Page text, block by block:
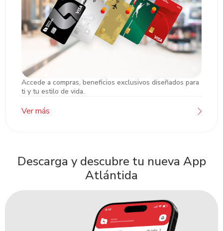
Tarjetas de Crédito
Accede a compras, beneficios exclusivos diseñados para
ti y tu estilo de vida.
Ver más
Descarga y descubre tu nueva App
Atlántida